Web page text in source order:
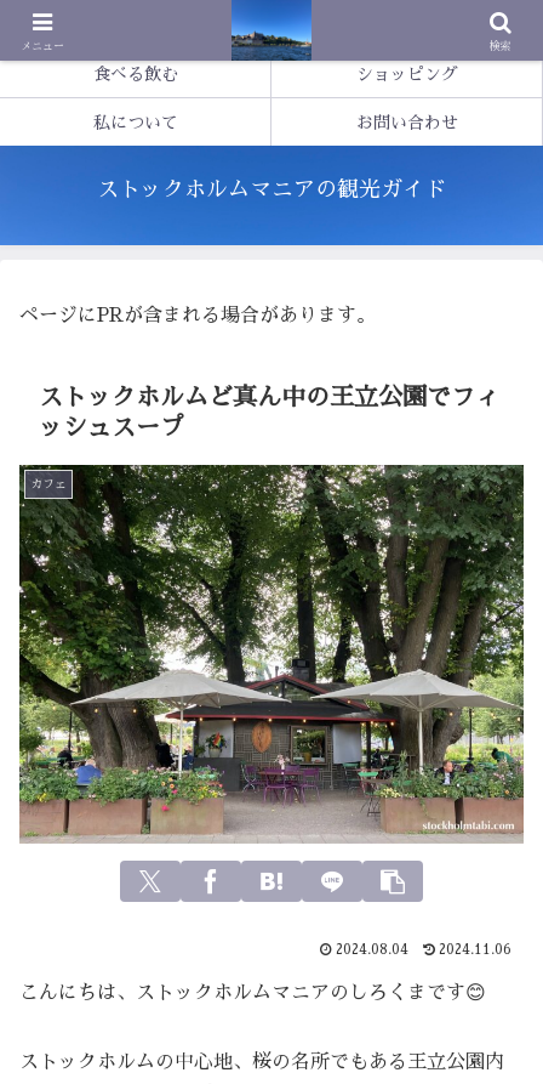
ストックホルムマニアの観光ガイド
食べる飲む ショッピング
私について お問い合わせ
ページにPRが含まれる場合があります。
ストックホルムど真ん中の王立公園でフィ
ッシュスープ
カフェ
2024.08.04 2024.11.06
こんにちは、ストックホルムマニアのしろくまです😊
ストックホルムの中心地、桜の名所でもある王立公園内
メニュー 検索